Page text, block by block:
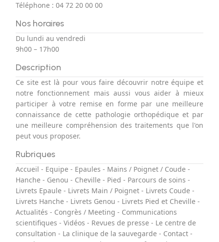
Téléphone : 04 72 20 00 00
Nos horaires
Du lundi au vendredi
9h00 – 17h00
Description
Ce site est là pour vous faire découvrir notre équipe et
notre fonctionnement mais aussi vous aider à mieux
participer à votre remise en forme par une meilleure
connaissance de cette pathologie orthopédique et par
une meilleure compréhension des traitements que l'on
peut vous proposer.
Rubriques
Accueil - Equipe - Epaules - Mains / Poignet / Coude -
Hanche - Genou - Cheville - Pied - Parcours de soins -
Livrets Epaule - Livrets Main / Poignet - Livrets Coude -
Livrets Hanche - Livrets Genou - Livrets Pied et Cheville -
Actualités - Congrès / Meeting - Communications
scientifiques - Vidéos - Revues de presse - Le centre de
consultation - La clinique de la sauvegarde - Contact -